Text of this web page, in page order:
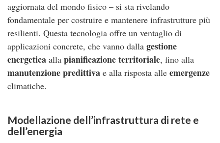
aggiornata del mondo fisico – si sta rivelando
fondamentale per costruire e mantenere infrastrutture più
resilienti. Questa tecnologia offre un ventaglio di
applicazioni concrete, che vanno dalla gestione
energetica alla pianificazione territoriale, fino alla
manutenzione predittiva e alla risposta alle emergenze
climatiche.
Modellazione dell’infrastruttura di rete e
dell’energia